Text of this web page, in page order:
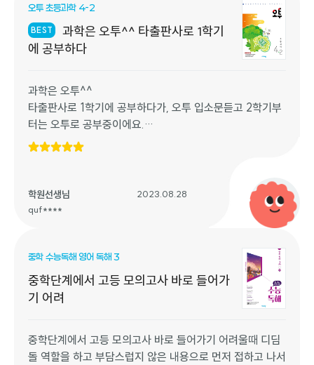
오투 초등과학 4-2
BEST
과학은 오투^^ 타출판사로 1학기
에 공부하다
과학은 오투^^
타출판사로 1학기에 공부하다가, 오투 입소문듣고 2학기부
터는 오투로 공부중이에요.
스스로 정리하기 부분이 특히 매력적이에요.
너무 좋을 것 같아요.
역시 비상이라는 생각이 듭니다^^
비상으로 비상하는 꿈을 꿉니다.
좋은 교재 만들어주셔서 감사합니다.
학원선생님
quf****
2023.08.28
중학 수능독해 영어 독해 3
중학단계에서 고등 모의고사 바로 들어가
기 어려
중학단계에서 고등 모의고사 바로 들어가기 어려울때 디딤
돌 역할을 하고 부담스럽지 않은 내용으로 먼저 접하고 나서